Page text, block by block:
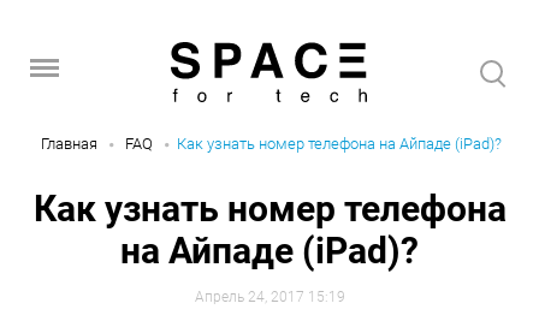
Главная FAQ Как узнать номер телефона на Айпаде (iPad)?
Как узнать номер телефона
на Айпаде (iPad)?
Апрель 24, 2017 15:19